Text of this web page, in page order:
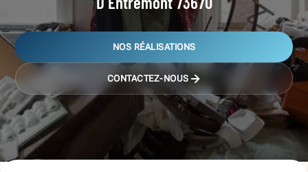
NOS RÉALISATIONS
CONTACTEZ-NOUS